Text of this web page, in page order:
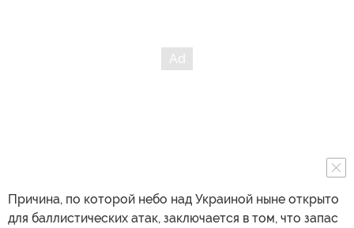
Причина, по которой небо над Украиной ныне открыто
для баллистических атак, заключается в том, что запас